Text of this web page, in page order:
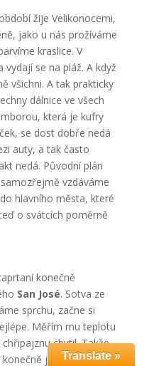
žije Velikonocemi,
jako u nás prožíváme
kraslice. V
vydají se na pláž. A když
všichni. A tak prakticky
dálnice ve všech
která je kufry
se dost dobře nedá
auty, a tak často
nedá. Původní plán
vzdáváme
hlavního města, které
o svátcích poměrně
konečně
San José. Sotva ze
sprchu, začne si
Měřím mu teplotu
chytil. Takže
jakž takž
Translate »